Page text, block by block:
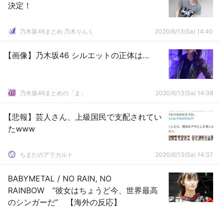
決定！
乃木坂46まとめ 乃木りんく 2020/6/13(Sa) 14:40
【画像】乃木坂46 シルエットの正体は…
乃木坂46まとめの「ま」 2020/6/13(Sa) 14:38
【悲報】芸人さん、上級国民で支配されてい
たwww
ちまたのアラカルト 2020/6/13(Sa) 14:37
BABYMETAL / NO RAIN, NO
RAINBOW “彼女はちょうど今、世界最高
のシンガーだ” 【海外の反応】